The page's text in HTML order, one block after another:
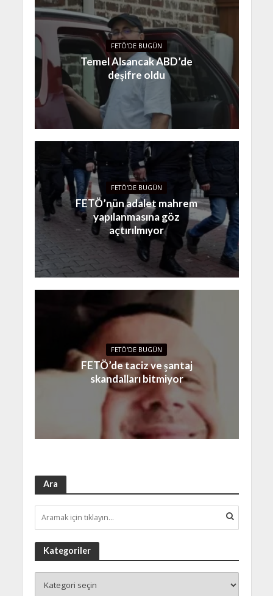
FETÖ'DE BUGÜN
Temel Alsancak ABD’de
deşifre oldu
FETÖ'DE BUGÜN
FETÖ’nün adalet mahrem
yapılanmasına göz
açtırılmıyor
FETÖ'DE BUGÜN
FETÖ’de taciz ve şantaj
skandalları bitmiyor
Ara
Kategoriler